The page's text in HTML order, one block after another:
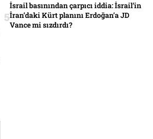
İsrail basınından çarpıcı iddia: İsrail’in
İran’daki Kürt planını Erdoğan’a JD
Vance mi sızdırdı?